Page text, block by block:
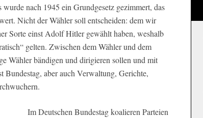
nach 1945 ein Grundgesetz gezimmert, das
Nicht der Wähler soll entscheiden: dem wir
Sorte einst Adolf Hitler gewählt haben, weshalb
gelten. Zwischen dem Wähler und dem
Wähler bändigen und dirigieren sollen und mit
Bundestag, aber auch Verwaltung, Gerichte,
Im Deutschen Bundestag koalieren Parteien